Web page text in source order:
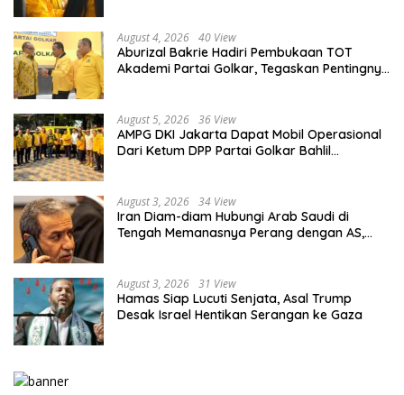
August 4, 2026 40 View
Aburizal Bakrie Hadiri Pembukaan TOT
Akademi Partai Golkar, Tegaskan Pentingnya
August 5, 2026 36 View
AMPG DKI Jakarta Dapat Mobil Operasional
Dari Ketum DPP Partai Golkar Bahlil
August 3, 2026 34 View
Iran Diam-diam Hubungi Arab Saudi di
Tengah Memanasnya Perang dengan AS,
August 3, 2026 31 View
Hamas Siap Lucuti Senjata, Asal Trump
Desak Israel Hentikan Serangan ke Gaza